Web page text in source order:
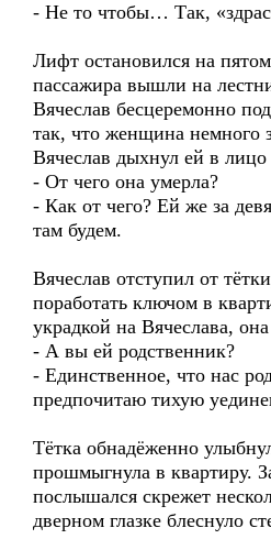
- Не то чтобы… Так,
Лифт остановился на
пассажира вышли на
Вячеслав бесцеремонно
так, что женщина немного
Вячеслав дыхнул ей в лицо
- От чего она умерла?
- Как от чего? Ей же за
там будем.
Вячеслав отступил от
поработать ключом в
украдкой на Вячеслава,
- А вы ей родственник?
- Единственное, что нас
предпочитаю тихую
Тётка обнадёженно
прошмыгнула в квартиру.
послышался скрежет
дверном глазке блеснуло